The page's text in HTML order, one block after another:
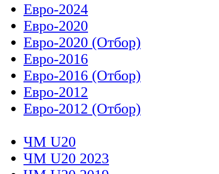
Евро-2024
Евро-2020
Евро-2020 (Отбор)
Евро-2016
Евро-2016 (Отбор)
Евро-2012
Евро-2012 (Отбор)
ЧМ U20
ЧМ U20 2023